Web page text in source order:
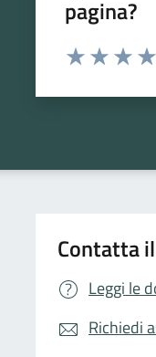
pagina?
Valuta da 1 a 5
Contatta
Leggi le
Richiedi